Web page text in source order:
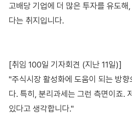
고배당 기업에 더 많은 투자를 유도해
다는 취지입니다.
[취임 100일 기자회견 (지난 11일)]
"주식시장 활성화에 도움이 되는 방
다. 특히, 분리과세는 그런 측면이죠.
있다고 생각합니다."